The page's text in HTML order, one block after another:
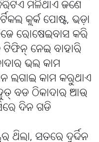
ମିଳିଥାଏ ଜଣେ
କ୍ଲର୍କ ପୋଷ୍ଟ, ଭଡ଼ା
ରୋଷେଇବାସ କରି
ନେଇ ବାହାରି
ଭଲ କାମ
ଲଗାଇ କାମ କରୁଥାଏ
ବଡ ଠିକାଦାର ଆଉ
ଦିନ ଗଡି
ସତରେ ଦୁର୍ଦ୍ଦିନ